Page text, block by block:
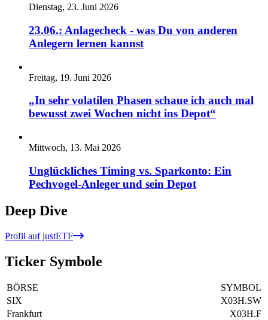
Dienstag, 23. Juni 2026
23.06.: Anlagecheck - was Du von anderen
Anlegern lernen kannst
Freitag, 19. Juni 2026
„In sehr volatilen Phasen schaue ich auch mal
bewusst zwei Wochen nicht ins Depot“
Mittwoch, 13. Mai 2026
Unglückliches Timing vs. Sparkonto: Ein
Pechvogel-Anleger und sein Depot
Deep Dive
Profil auf justETF
Ticker Symbole
BÖRSE
SYMBOL
SIX
X03H.SW
Frankfurt
X03H.F